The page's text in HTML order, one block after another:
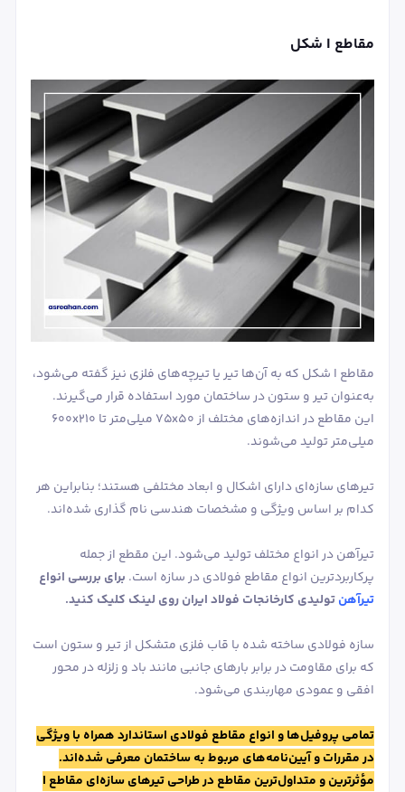
مقاطع I شکل
مقاطع I شکل که به آن‌ها تیر یا تیرچه‌های فلزی نیز گفته می‌شود،
به‌عنوان تیر و ستون در ساختمان مورد استفاده قرار می‌گیرند.
این مقاطع در اندازه‌های مختلف از 75x50 میلی‌متر تا 600x210
میلی‌متر تولید می‌شوند.
تیرهای سازه‌ای دارای اشکال و ابعاد مختلفی هستند؛ بنابراین هر
کدام بر اساس ویژگی و مشخصات هندسی نام گذاری شده‌اند.
تیرآهن در انواع مختلف تولید می‌شود. این مقطع از جمله
پرکاربردترین انواع مقاطع فولادی در سازه است. برای بررسی انواع
تیرآهنتولیدی کارخانجات فولاد ایران روی لینک کلیک کنید.
سازه فولادی ساخته شده با قاب فلزی متشکل از تیر و ستون است
که برای مقاومت در برابر بارهای جانبی مانند باد و زلزله در محور
افقی و عمودی مهاربندی می‌شود.
تمامی پروفیل‌ها و انواع مقاطع فولادی استاندارد همراه با ویژگی
در مقررات و آیین‌نامه‌های مربوط به ساختمان معرفی شده‌اند.
مؤثرترین و متداول‌ترین مقاطع در طراحی تیرهای سازه‌ای مقاطع I